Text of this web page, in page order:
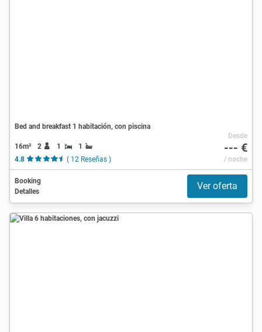
Bed and breakfast 1 habitación, con piscina
16m² 2 1
1
4.8
( 12 Reseñas )
Desde
--- €
/ noche
Booking
Detalles
Ver oferta